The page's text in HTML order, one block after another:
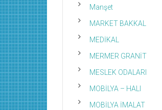
Manşet
MARKET BAKKAL
MEDİKAL
MERMER GRANİT
MESLEK ODALARI
MOBİLYA – HALI
MOBİLYA İMALAT